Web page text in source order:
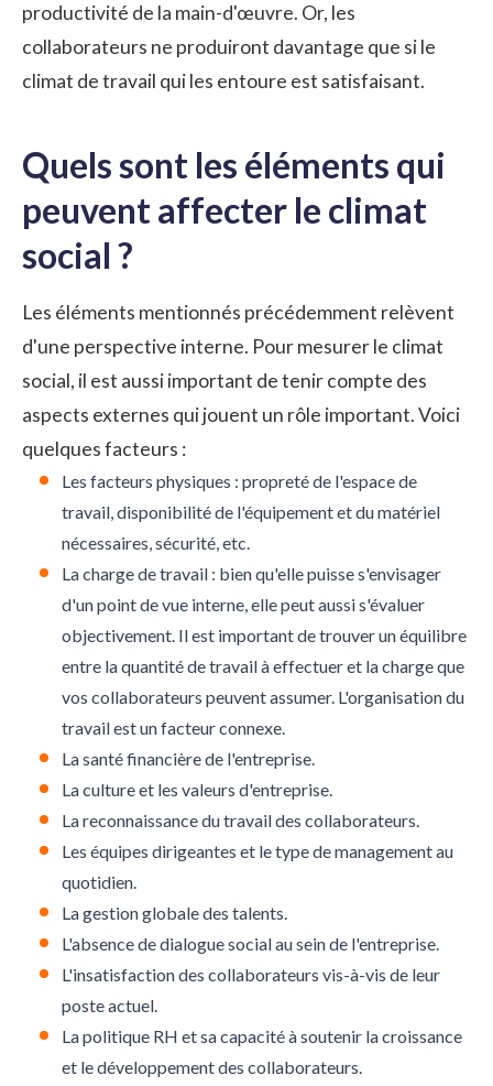
productivité de la main-d'œuvre. Or, les
collaborateurs ne produiront davantage que si le
climat de travail qui les entoure est satisfaisant.
Quels sont les éléments qui
peuvent affecter le climat
social ?
Les éléments mentionnés précédemment relèvent
d'une perspective interne. Pour mesurer le climat
social, il est aussi important de tenir compte des
aspects externes qui jouent un rôle important. Voici
quelques facteurs :
Les facteurs physiques : propreté de l'espace de
travail, disponibilité de l'équipement et du matériel
nécessaires, sécurité, etc.
La charge de travail : bien qu'elle puisse s'envisager
d'un point de vue interne, elle peut aussi s'évaluer
objectivement. Il est important de trouver un équilibre
entre la quantité de travail à effectuer et la charge que
vos collaborateurs peuvent assumer. L'organisation du
travail est un facteur connexe.
La santé financière de l'entreprise.
Laculture et les valeurs d'entreprise.
Lareconnaissance du travail des collaborateurs.
Les équipes dirigeantes et le type de management au
quotidien.
La gestion globale des talents.
L'absence de dialogue social au sein de l'entreprise.
L'insatisfaction des collaborateurs vis-à-vis de leur
poste actuel.
La politique RH et sa capacité à soutenir la croissance
et le développement des collaborateurs.